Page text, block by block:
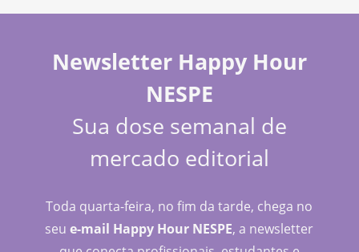
Newsletter Happy Hour
NESPE
Sua dose semanal de
mercado editorial
Toda quarta-feira, no fim da tarde, chega no
seue-mail Happy Hour NESPE, a newsletter